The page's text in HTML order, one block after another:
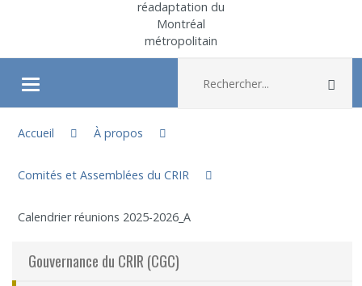
Ouvrir/fermer le menu
À propos
Recherche
Membres
Étudiants
Accueil
À propos
Comités et Assemblées du CRIR
Calendrier réunions 2025-2026_A
Gouvernance du CRIR (CGC)